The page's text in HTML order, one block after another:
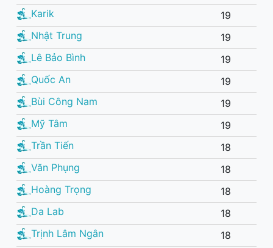
Karik
19
Nhật Trung
19
Lê Bảo Bình
19
Quốc An
19
Bùi Công Nam
19
Mỹ Tâm
19
Trần Tiến
18
Văn Phụng
18
Hoàng Trọng
18
Da Lab
18
Trịnh Lâm Ngân
18